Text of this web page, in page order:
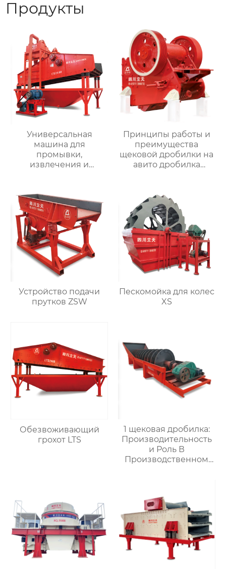
Продукты
Универсальная
машина для
промывки,
извлечения и
Принципы работы и
преимущества
щековой дробилки на
авито дробилка
Устройство подачи
прутков ZSW
Пескомойка для колес
XS
Обезвоживающий
грохот LTS
1 щековая дробилка:
Производительность
и Роль В
Производственном